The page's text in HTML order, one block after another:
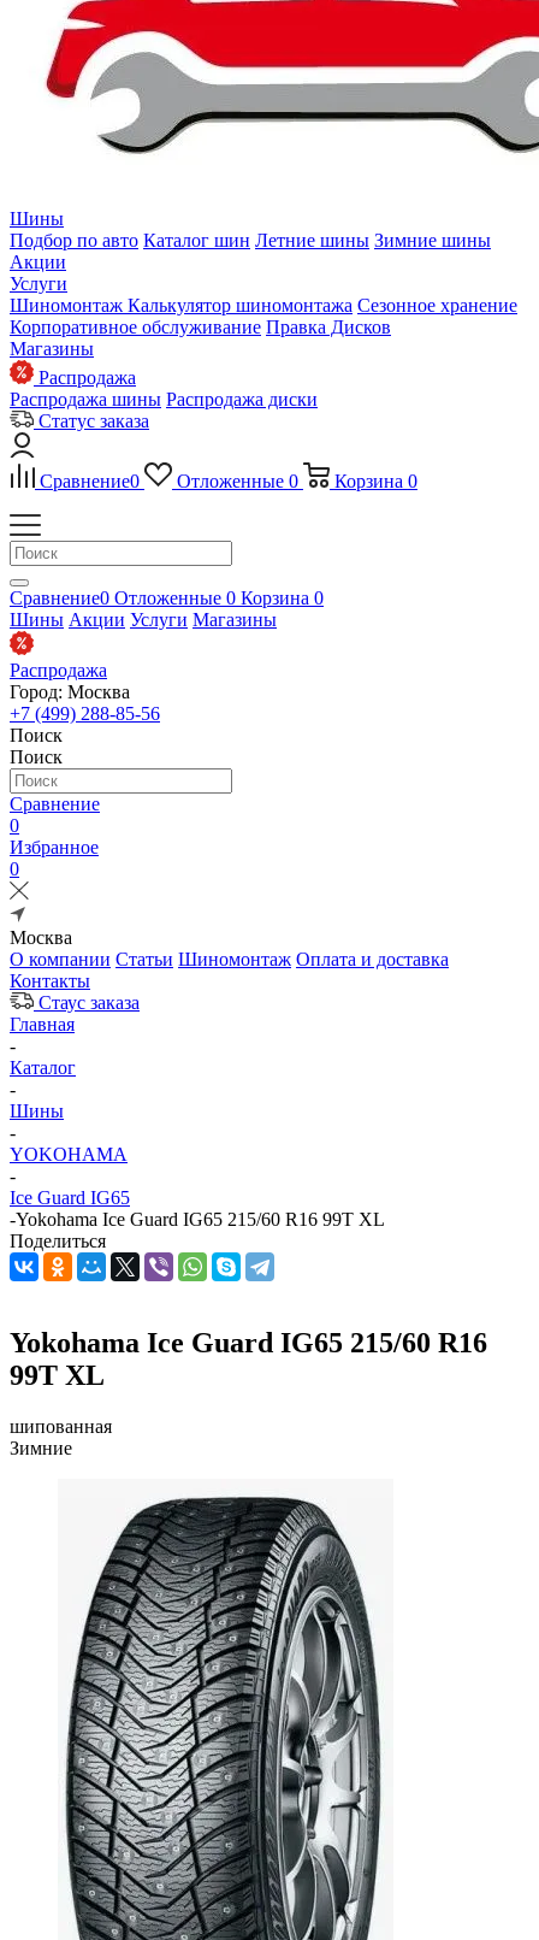
Шины
Подбор по авто Каталог шин Летние шины Зимние шины
Акции
Услуги
Шиномонтаж Калькулятор шиномонтажа Сезонное хранение
Корпоративное обслуживание Правка Дисков
Магазины
Распродажа
Распродажа шины Распродажа диски
Статус заказа
Сравнение0 Отложенные 0 Корзина 0
Сравнение0 Отложенные 0 Корзина 0
Шины Акции Услуги Магазины
Распродажа
Город: Москва
+7 (499) 288-85-56
Поиск
Поиск
Сравнение
0
Избранное
0
Москва
О компании Статьи Шиномонтаж Оплата и доставка
Контакты
Стаус заказа
Главная
-
Каталог
-
Шины
-
YOKOHAMA
-
Ice Guard IG65
-Yokohama Ice Guard IG65 215/60 R16 99T XL
Поделиться
Yokohama Ice Guard IG65 215/60 R16
99T XL
шипованная
Зимние